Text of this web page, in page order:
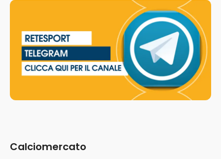
Calciomercato